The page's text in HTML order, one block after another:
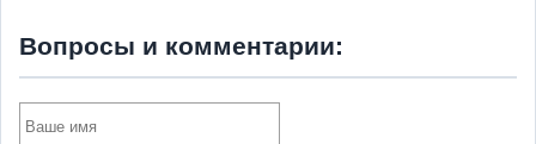
Вопросы и комментарии: